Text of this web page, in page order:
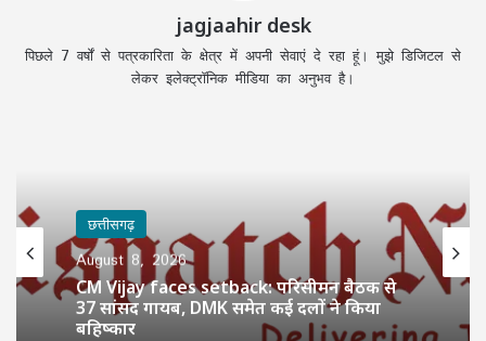
jagjaahir desk
पिछले 7 वर्षों से पत्रकारिता के क्षेत्र में अपनी सेवाएं दे रहा हूं। मुझे डिजिटल से
लेकर इलेक्ट्रॉनिक मीडिया का अनुभव है।
छत्तीसगढ़
August 8, 2026
CM Vijay faces setback: परिसीमन बैठक से
37 सांसद गायब, DMK समेत कई दलों ने किया
बहिष्कार